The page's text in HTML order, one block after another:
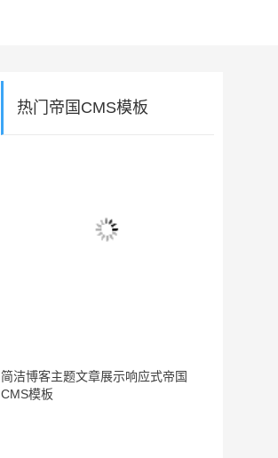
热门帝国CMS模板
简洁博客主题文章展示响应式帝国
CMS模板